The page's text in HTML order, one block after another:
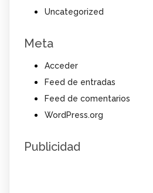
Uncategorized
Meta
Acceder
Feed de entradas
Feed de comentarios
WordPress.org
Publicidad